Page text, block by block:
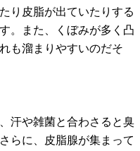
り皮脂が出ていたりする
。また、くぼみが多く凸
も溜まりやすいのだそ
汗や雑菌と合わさると臭
らに、皮脂腺が集まって